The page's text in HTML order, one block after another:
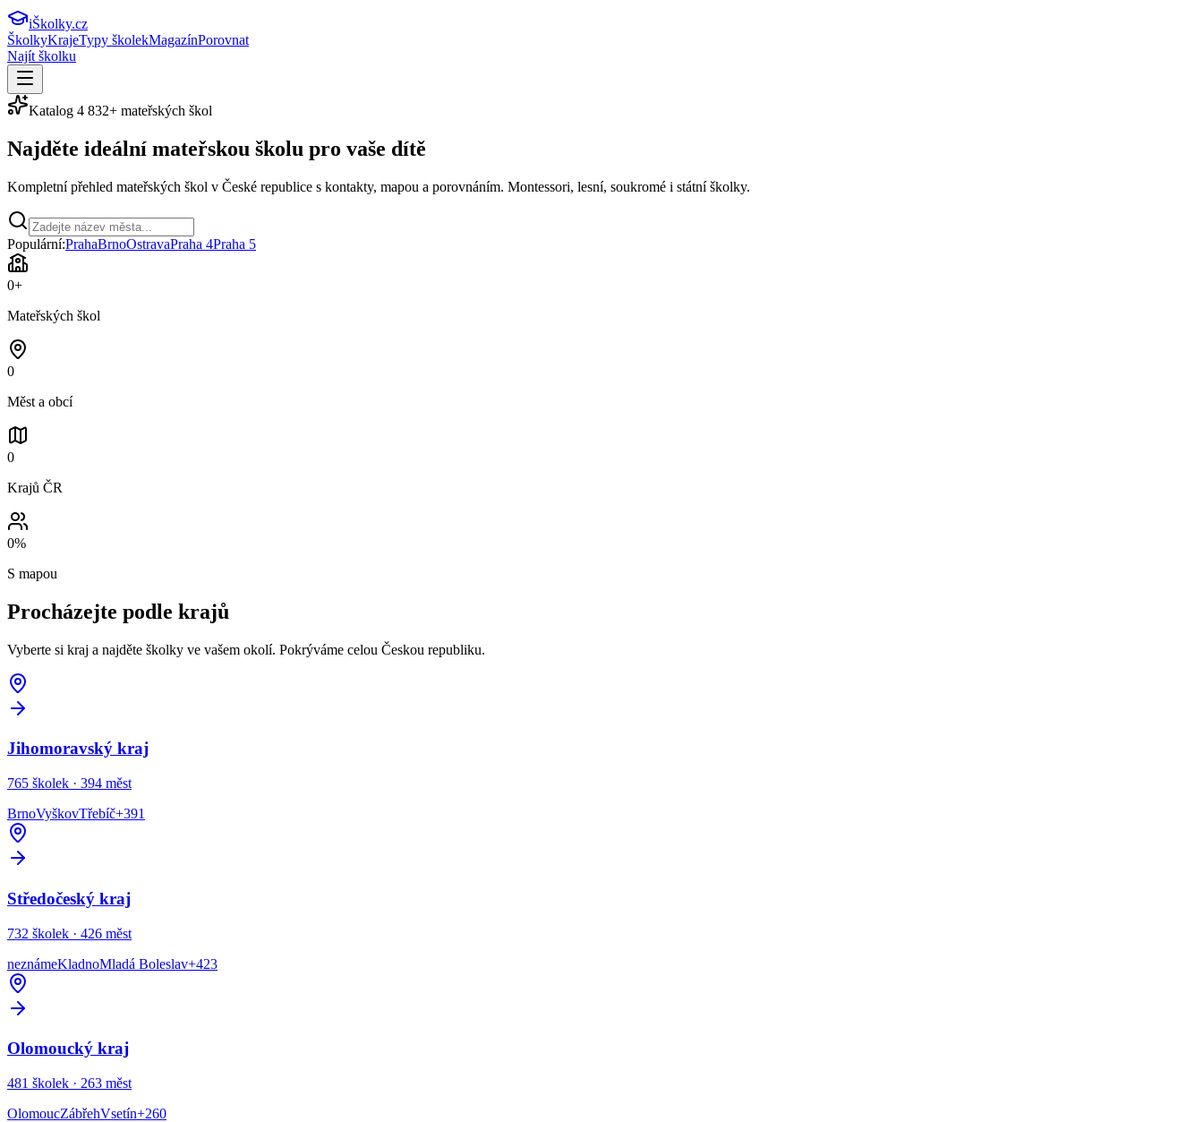
iŠkolky.cz
ŠkolkyKrajeTypy školekMagazínPorovnat
Najít školku
Katalog 4 832+ mateřských škol
Najděte ideální mateřskou školu pro vaše dítě
Kompletní přehled mateřských škol v České republice s kontakty, mapou a porovnáním. Montessori, lesní, soukromé i státní školky.
Populární:PrahaBrnoOstravaPraha 4Praha 5
0+
Mateřských škol
0
Měst a obcí
0
Krajů ČR
0%
S mapou
Procházejte podle krajů
Vyberte si kraj a najděte školky ve vašem okolí. Pokrýváme celou Českou republiku.
Jihomoravský kraj
765 školek · 394 měst
BrnoVyškovTřebíč+391
Středočeský kraj
732 školek · 426 měst
neznámeKladnoMladá Boleslav+423
Olomoucký kraj
481 školek · 263 měst
OlomoucZábřehVsetín+260